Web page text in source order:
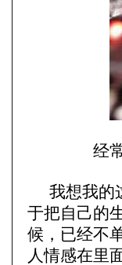
经
我想我的
于把自己的
候，已经不
人情感在里面